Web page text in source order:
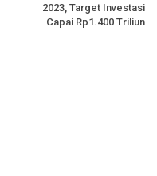
2023, Target Investasi
Capai Rp1.400 Triliun